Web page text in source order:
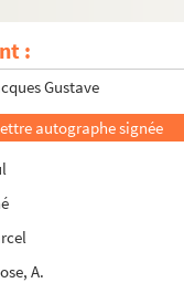
:
Emile
Gustave
autographe signée
A.